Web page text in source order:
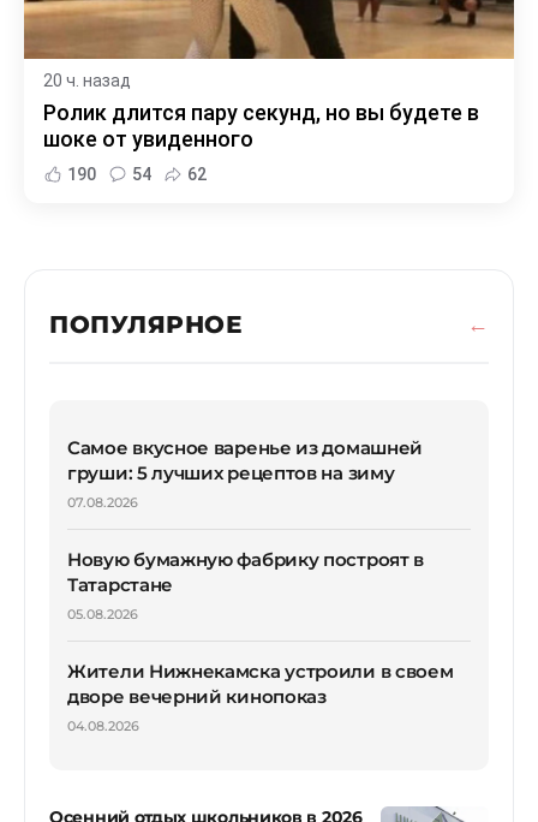
20 ч. назад
Ролик длится пару секунд, но вы будете в
шоке от увиденного
190 54 62
ПОПУЛЯРНОЕ
Самое вкусное варенье из домашней
груши: 5 лучших рецептов на зиму
07.08.2026
Новую бумажную фабрику построят в
Татарстане
05.08.2026
Жители Нижнекамска устроили в своем
дворе вечерний кинопоказ
04.08.2026
Осенний отдых школьников в 2026